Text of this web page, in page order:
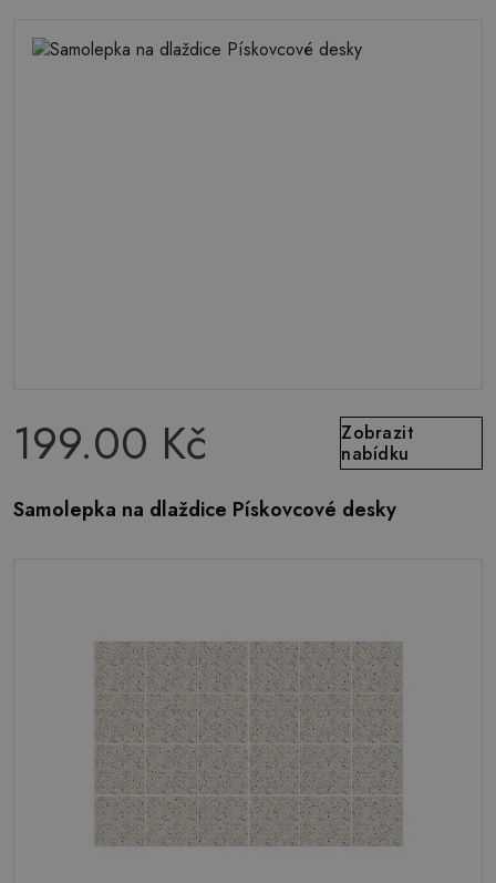
199.00 Kč
Zobrazit
nabídku
Samolepka na dlaždice Pískovcové desky